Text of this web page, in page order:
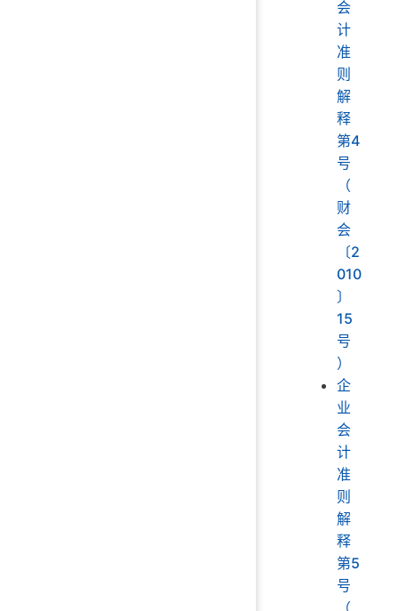
会
计
准
则
解
释
第4
号
（
财
会
〔2
010
〕
15
号
）
企
业
会
计
准
则
解
释
第5
号
（